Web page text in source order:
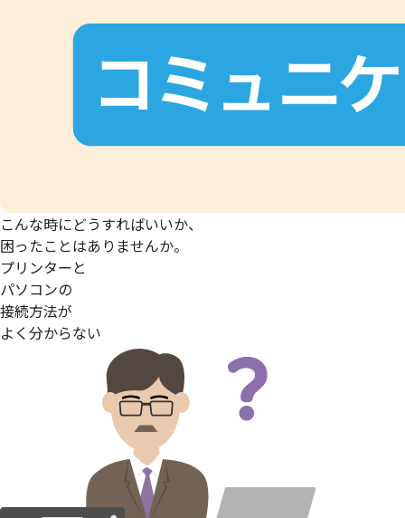
こんな時にどうすればいいか、
困ったことはありませんか。
プリンターと
パソコンの
接続方法が
よく分からない